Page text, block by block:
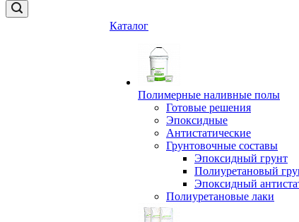
Каталог
Полимерные наливные полы
Готовые решения
Эпоксидные
Антистатические
Грунтовочные составы
Эпоксидный грунт
Полиуретановый
Эпоксидный
Полиуретановые лаки